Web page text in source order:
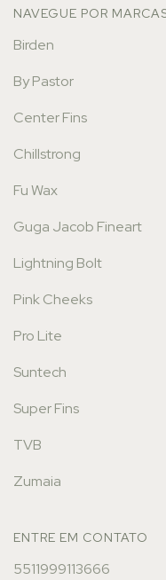
NAVEGUE POR
Birden
By Pastor
Center Fins
Chillstrong
Fu Wax
Guga Jacob Fineart
Lightning Bolt
Pink Cheeks
Pro Lite
Suntech
Super Fins
TVB
Zumaia
ENTRE EM CONTATO
5511999113666